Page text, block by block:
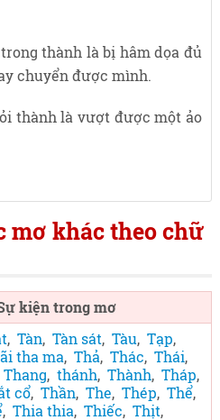
thành là bị hâm dọa đủ
chuyển được mình.
thành là vượt được một ảo
mơ khác theo chữ
kiện trong mơ
, Tàn, Tàn sát, Tàu, Tạp,
tha ma, Thả, Thác, Thái,
Thang, thánh, Thành, Tháp,
cổ, Thần, The, Thép, Thể,
, Thia thia, Thiếc, Thịt,